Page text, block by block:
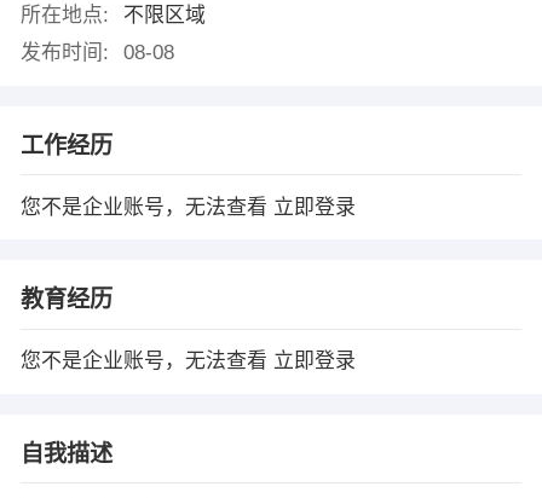
所在地点:
不限区域
发布时间:
08-08
工作经历
您不是企业账号，无法查看 立即登录
教育经历
您不是企业账号，无法查看 立即登录
自我描述